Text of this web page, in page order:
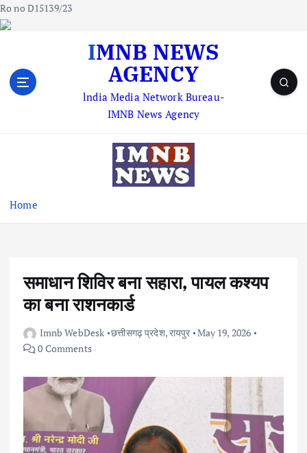
Ro no D15139/23
IMNB NEWS
AGENCY
lndia Media Network Bureau-
IMNB News Agency
Home
समाधान शिविर बना सहारा, पायल कश्यप
का बना राशनकार्ड
Imnb WebDesk छत्तीसगढ़ प्रदेश,रायपुर May 19, 2026
0 Comments